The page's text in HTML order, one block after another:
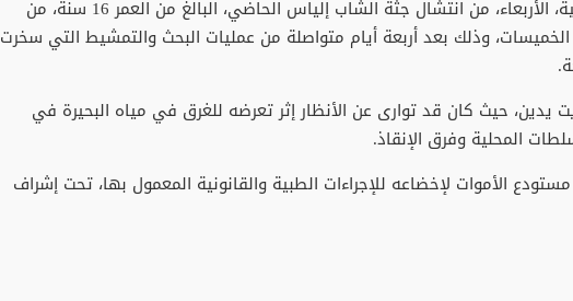
​تمكنت عناصر الوقاية المدنية، الأربعاء، من انتشال جثة الشاب إلياس الحاضي، البالغ من العمر 16 سنة، من
الخميسات، وذلك بعد أربعة أيام متواصلة من عمليات البحث والتمشيط التي سخرت
يدين، حيث كان قد توارى عن الأنظار إثر تعرضه للغرق في مياه البحيرة في
المحلية وفرق الإنقاذ.
الأموات لإخضاعه للإجراءات الطبية والقانونية المعمول بها، تحت إشراف